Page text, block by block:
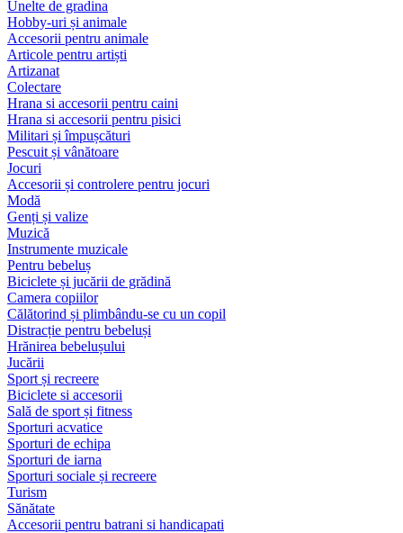
Unelte de gradina
Hobby-uri și animale
Accesorii pentru animale
Articole pentru artiști
Artizanat
Colectare
Hrana si accesorii pentru caini
Hrana si accesorii pentru pisici
Militari și împușcături
Pescuit și vânătoare
Jocuri
Accesorii și controlere pentru jocuri
Modă
Genți și valize
Muzică
Instrumente muzicale
Pentru bebeluș
Biciclete și jucării de grădină
Camera copiilor
Călătorind și plimbându-se cu un copil
Distracție pentru bebeluși
Hrănirea bebelușului
Jucării
Sport și recreere
Biciclete si accesorii
Sală de sport și fitness
Sporturi acvatice
Sporturi de echipa
Sporturi de iarna
Sporturi sociale și recreere
Turism
Sănătate
Accesorii pentru batrani si handicapati